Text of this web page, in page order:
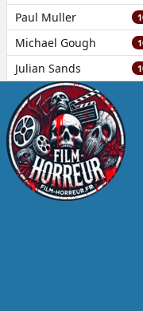
Paul Muller
Michael Gough
Julian Sands